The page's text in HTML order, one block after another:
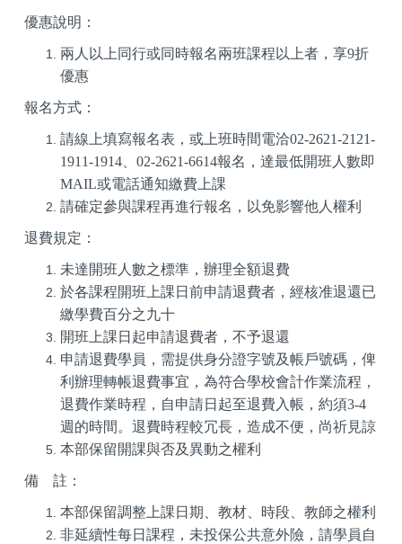
優惠說明：
兩人以上同行或同時報名兩班課程以上者 ，享9折
優惠
報名方式：
請線上填寫報名表，或上班時間電洽02-2621-2121-
1911-1914
02-2621-6614報名，達最低開班人數即
MAIL或電話通知繳費上課
請確定參與課程再進行報名，以免影響他人權利
退費規定：
未達開班人數之標準，辦理全額退費
於各課程開班上課日前申請退費者，經核准退還已
繳學費百分之九十
開班上課日起申請退費者，不予退還
申請退費學員，需提供身分證字號及帳戶號碼，俾
利辦理轉帳退費事宜，為符合學校會計作業流程，
退費作業時程，自申請日起至退費入帳，約須3-4
週的時間。退費時程較冗長，造成不便，尚祈見諒
本部保留開課與否及異動之權利
備 註 ：
本部保留調整上課日期、教材、時段、教師之權利
非延續性每日課程，未投保公共意外險，請學員自